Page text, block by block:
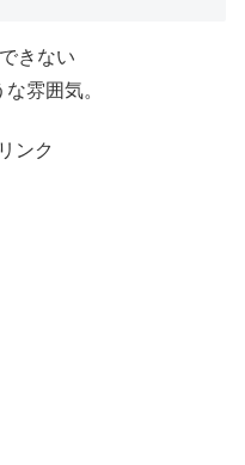
きない
雰囲気。
ンク